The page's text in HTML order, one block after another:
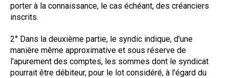
porter à la connaissance, le cas échéant, des créanciers
inscrits.
2° Dans la deuxième partie, le syndic indique, d'une
manière même approximative et sous réserve de
l'apurement des comptes, les sommes dont le syndicat
pourrait être débiteur, pour le lot considéré, à l'égard du